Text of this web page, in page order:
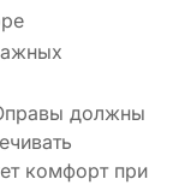
должны
комфорт при